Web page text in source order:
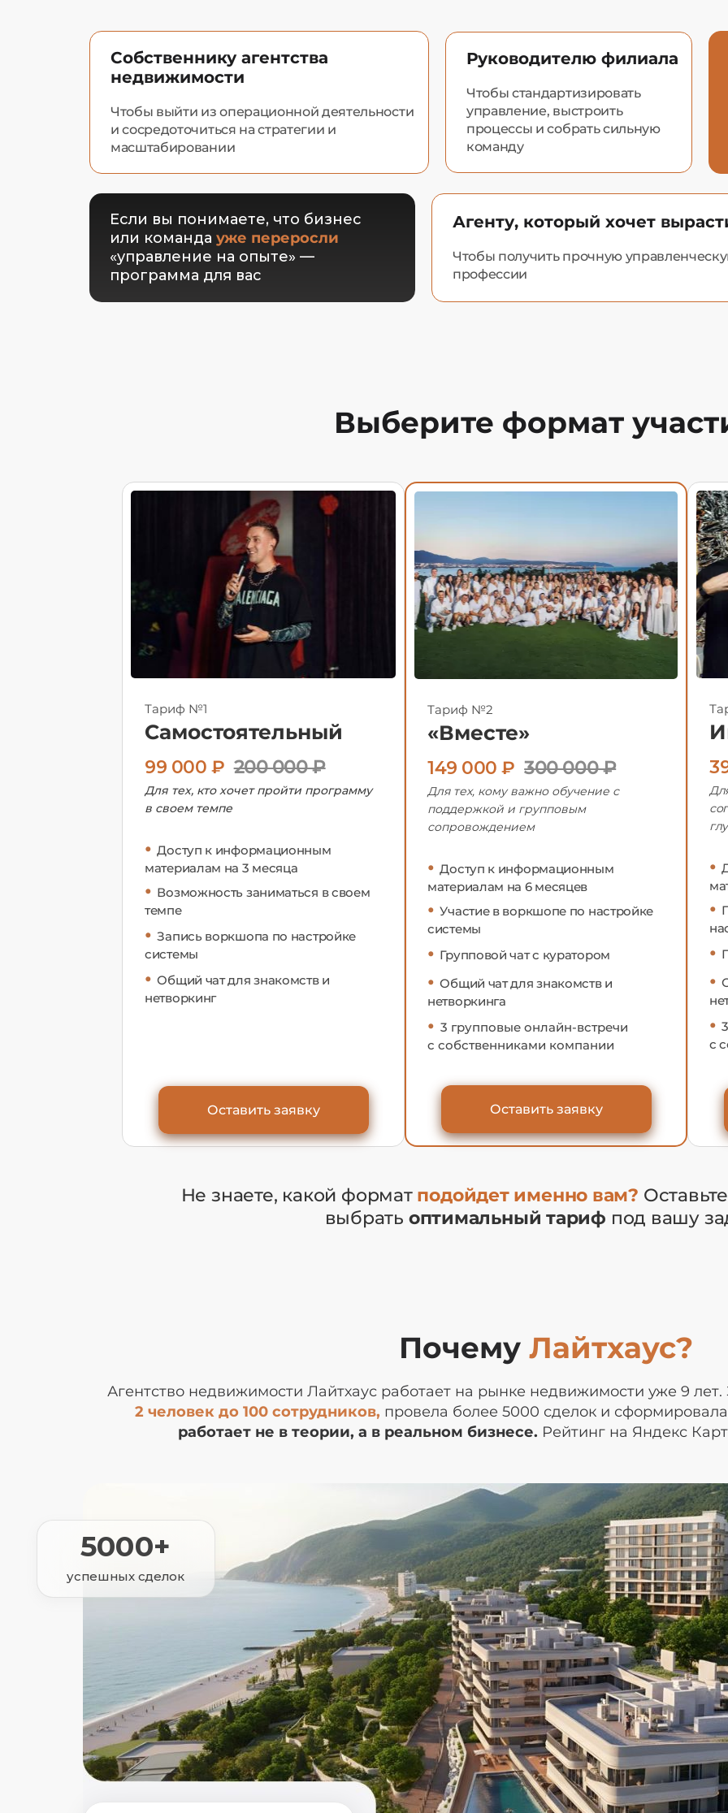
Собственнику агентства
недвижимости
Чтобы выйти из операционной деятельности
и сосредоточиться на стратегии и
масштабировании
Руководителю филиала
Чтобы стандартизировать
управление, выстроить
процессы и собрать сильную
команду
Если вы понимаете, что бизнес
или команда уже переросли
«управление на опыте» —
программа для вас
Агенту, который хочет
Чтобы получить прочную
профессии
Выберите формат
Тариф №1
Самостоятельный
99 000 ₽ 200 000 ₽
Для тех, кто хочет пройти программу
в своем темпе
•Доступ к информационным
материалам на 3 месяца
• Возможность заниматься в своем
темпе
•Запись воркшопа по настройке
системы
•Общий чат для знакомств и
нетворкинг
Оставить заявку
Тариф №2
«Вместе»
149 000 ₽ 300 000 ₽
Для тех, кому важно обучение с
поддержкой и групповым
сопровождением
•Доступ к информационным
материалам на 6 месяцев
•Участие в воркшопе по настройке
системы
• Групповой чат с куратором
•Общий чат для знакомств и
нетворкинга
• 3 групповые онлайн-встречи
с собственниками компании
Оставить заявку
•
•
•
•
•
с
Не знаете, какой формат подойдет именно вам?
выбрать оптимальный тариф под вашу
Почему Лайтхаус?
Агентство недвижимости Лайтхаус работает на рынке недвижимости уже 9
2 человек до 100 сотрудников, провела более 5000 сделок и
работает не в теории, а в реальном бизнесе. Рейтинг на Яндекс
успешных сделок
5000+